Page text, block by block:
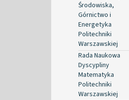
Środowiska,
Górnictwo i
Energetyka
Politechniki
Warszawskiej
Rada Naukowa
Dyscypliny
Matematyka
Politechniki
Warszawskiej